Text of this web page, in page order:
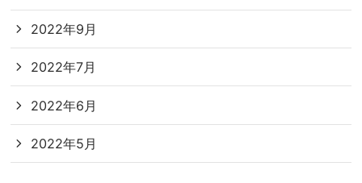
2022年9月
2022年7月
2022年6月
2022年5月